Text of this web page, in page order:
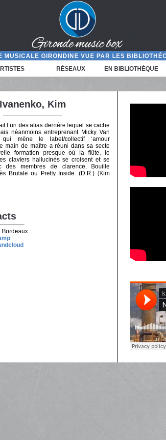
MUSICALE GIRONDINE VUE PAR LES
RÉSEAUX EN BIBLIOTHÈQUE
Ivanenko, Kim
l’un des alias derrière lequel se cache
néanmoins entreprenant Micky Van
qui mène le label/collectif ‘amour
main de maître a réuni dans sa secte
formation presque où la flûte, le
claviers hallucinés se croisent et se
des membres de clarence, Bouille
Brutale ou Pretty Inside. (D.R.) (Kim
Bordeaux